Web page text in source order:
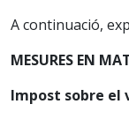
A continuació,
MESURES EN
Impost sobre